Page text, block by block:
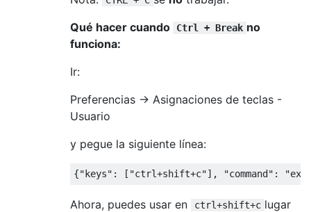
Qué hacer cuando
Ctrl + Break no
funciona:
Ir:
Preferencias -> Asignaciones de teclas -
Usuario
y pegue la siguiente línea:
{"keys" : [ "ctrl+shift+c"], "command" :
Ahora, puedes usar en ctrl+shift+c lugar